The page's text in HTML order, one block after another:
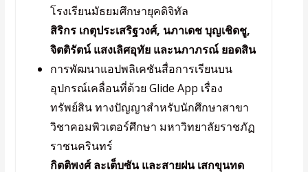
โรงเรียนมัธยมศึกษายุคดิจิทัล
สิริกร เกตุประเสริฐวงศ์, นภาเดช บุญเชิดชู,
จิตติรัตน์ แสงเลิศอุทัย และนภาภรณ์ ยอดสิน
การพัฒนาแอปพลิเคชันสื่อการเรียนบน
อุปกรณ์เคลื่อนที่ด้วย Glide App เรื่อง
ทรัพย์สิน ทางปัญญาสำหรับนักศึกษาสาขา
วิชาคอมพิวเตอร์ศึกษา มหาวิทยาลัยราชภัฏ
ราชนครินทร์
กิตติพงศ์ ละเต็บซัน และสายฝน เสกขุนทด